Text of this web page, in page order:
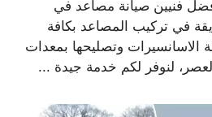
فنيين صيانة مصاعد في
في تركيب المصاعد بكافة
الاسانسيرات وتصليحها بمعدات
لنوفر لكم خدمة جيدة ...